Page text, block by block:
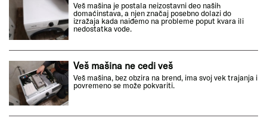
Veš mašina je postala neizostavni deo naših
domaćinstava, a njen značaj posebno dolazi do
izražaja kada naiđemo na probleme poput kvara ili
nedostatka vode.
Veš mašina ne cedi veš
Veš mašina, bez obzira na brend, ima svoj vek trajanja i
povremeno se može pokvariti.